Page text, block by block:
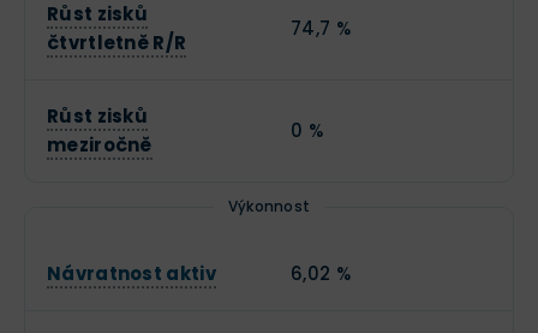
Růst zisků
čtvrtletně R/R
74,7 %
Růst zisků
meziročně
0 %
Výkonnost
Návratnost aktiv 6,02 %